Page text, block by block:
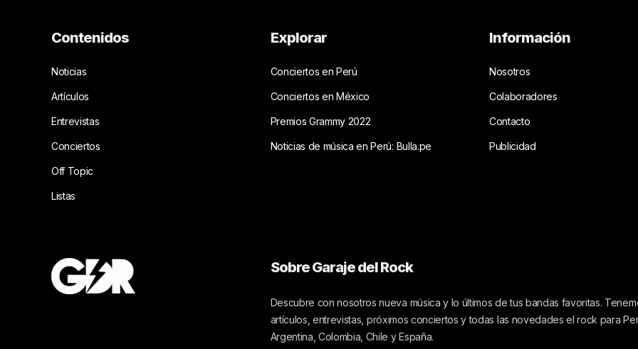
Contenidos
Noticias
Artículos
Entrevistas
Conciertos
Off Topic
Listas
Explorar
Conciertos en Perú
Conciertos en México
Premios Grammy 2022
Noticias de música en Perú: Bulla.pe
Información
Nosotros
Colaboradores
Contacto
Publicidad
Sobre Garaje del Rock
Descubre con nosotros nueva música y lo últimos de tus bandas favoritas.
artículos, entrevistas, próximos conciertos y todas las novedades el rock para
Argentina, Colombia, Chile y España.